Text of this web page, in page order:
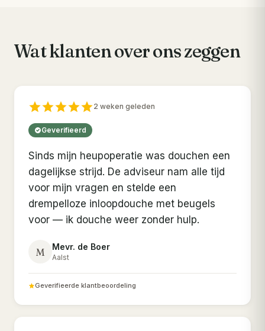
Wat klanten over ons zeggen
2 weken geleden
Geverifieerd
Sinds mijn heupoperatie was douchen een
dagelijkse strijd. De adviseur nam alle tijd
voor mijn vragen en stelde een
drempelloze inloopdouche met beugels
voor — ik douche weer zonder hulp.
M Mevr. de Boer
Aalst
Geverifieerde klantbeoordeling